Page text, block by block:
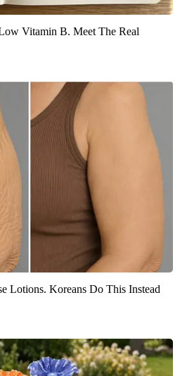
Vitamin B. Meet The Real
Lotions. Koreans Do This Instead